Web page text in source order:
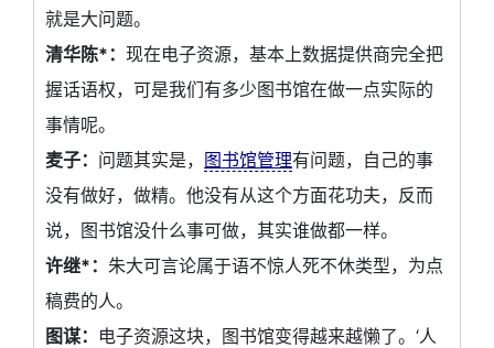
就是大问题。
清华陈*： 现在电子资源，基本上数据提供商完全把
握话语权，可是我们有多少图书馆在做一点实际的
事情呢。
麦子： 问题其实是， 图书馆管理有问题，自己的事
没有做好，做精。他没有从这个方面花功夫，反而
说，图书馆没什么事可做，其实谁做都一样。
许继*： 朱大可言论属于语不惊人死不休类型，为点
稿费的人。
图谋： 电子资源这块，图书馆变得越来越懒了。‘人